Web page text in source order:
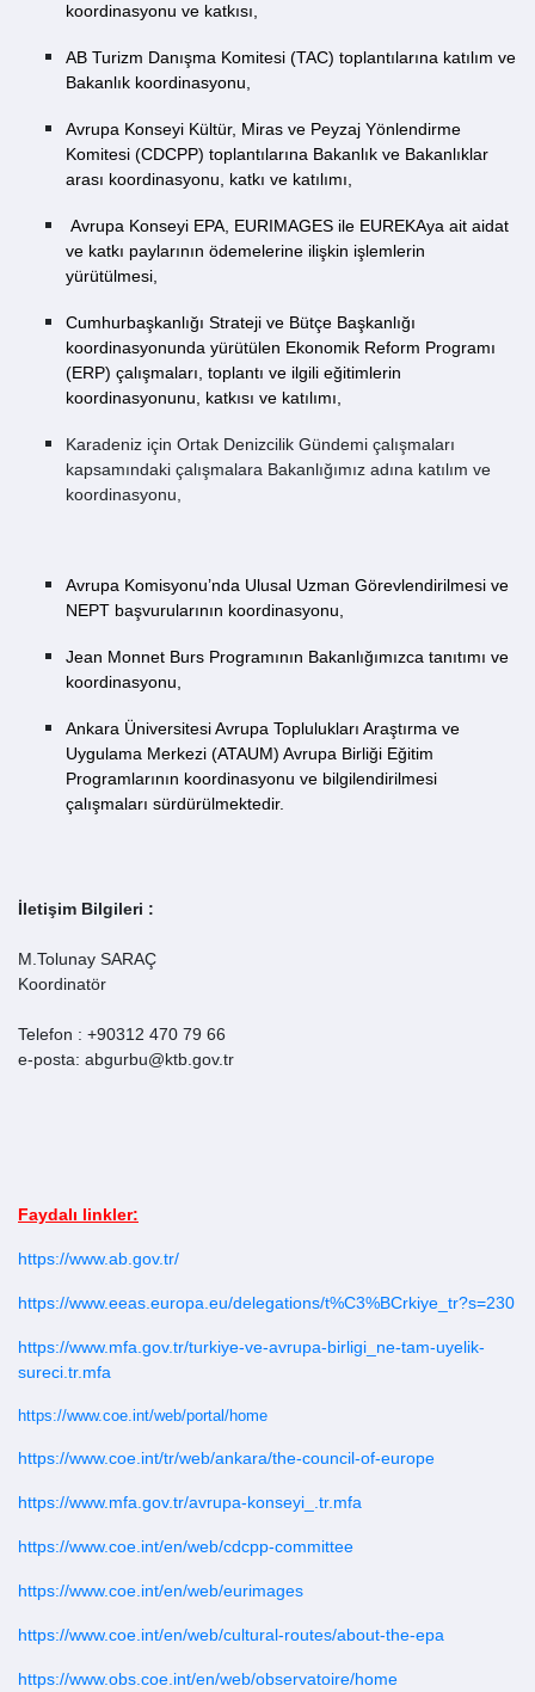
koordinasyonu ve katkısı,
AB Turizm Danışma Komitesi (TAC) toplantılarına katılım ve
Bakanlık koordinasyonu,
Avrupa Konseyi Kültür, Miras ve Peyzaj Yönlendirme
Komitesi (CDCPP) toplantılarına Bakanlık ve Bakanlıklar
arası koordinasyonu, katkı ve katılımı,
Avrupa Konseyi EPA, EURIMAGES ile EUREKAya ait aidat
ve katkı paylarının ödemelerine ilişkin işlemlerin
yürütülmesi,
Cumhurbaşkanlığı Strateji ve Bütçe Başkanlığı
koordinasyonunda yürütülen Ekonomik Reform Programı
(ERP) çalışmaları, toplantı ve ilgili eğitimlerin
koordinasyonunu, katkısı ve katılımı,
Karadeniz için Ortak Denizcilik Gündemi çalışmaları
kapsamındaki çalışmalara Bakanlığımız adına katılım ve
koordinasyonu,
Avrupa Komisyonu’nda Ulusal Uzman Görevlendirilmesi ve
NEPT başvurularının koordinasyonu,
Jean Monnet Burs Programının Bakanlığımızca tanıtımı ve
koordinasyonu,
Ankara Üniversitesi Avrupa Toplulukları Araştırma ve
Uygulama Merkezi (ATAUM) Avrupa Birliği Eğitim
Programlarının koordinasyonu ve bilgilendirilmesi
çalışmaları sürdürülmektedir.
İletişim Bilgileri :
M.Tolunay SARAÇ
Koordinatör
Telefon : +90312 470 79 66
e-posta: abgurbu@ktb.gov.tr
Faydalı linkler:
https://www.ab.gov.tr/
https://www.eeas.europa.eu/delegations/t%C3%BCrkiye_tr?s=230
https://www.mfa.gov.tr/turkiye-ve-avrupa-birligi_ne-tam-uyelik-
sureci.tr.mfa
https://www.coe.int/web/portal/home
https://www.coe.int/tr/web/ankara/the-council-of-europe
https://www.mfa.gov.tr/avrupa-konseyi_.tr.mfa
https://www.coe.int/en/web/cdcpp-committee
https://www.coe.int/en/web/eurimages
https://www.coe.int/en/web/cultural-routes/about-the-epa
https://www.obs.coe.int/en/web/observatoire/home